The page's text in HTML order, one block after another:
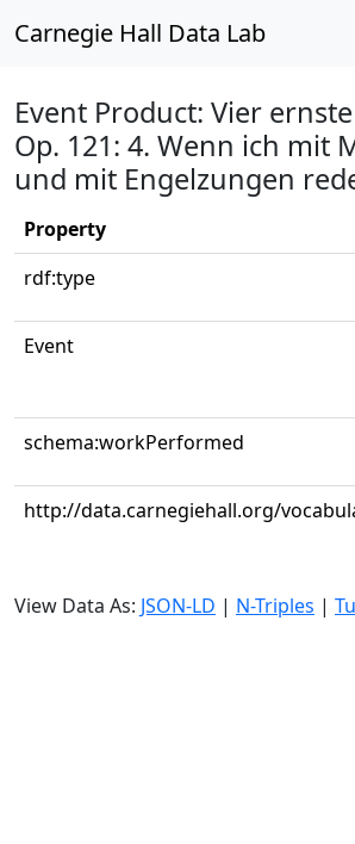
Carnegie Hall Data Lab
Event Product: Vier
Op. 121: 4. Wenn ich mit
und mit Engelzungen
Property
rdf:type
Event
schema:workPerformed
http://data.carnegiehall.org/
View Data As: JSON-LD | N-Triples |